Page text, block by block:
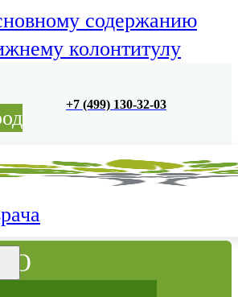
содержанию
колонтитулу
+7 (499) 130-32-03